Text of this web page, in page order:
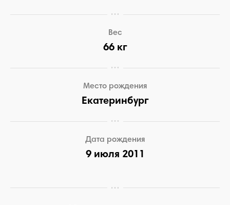
Вес
66 кг
Место рождения
Екатеринбург
Дата рождения
9 июля 2011